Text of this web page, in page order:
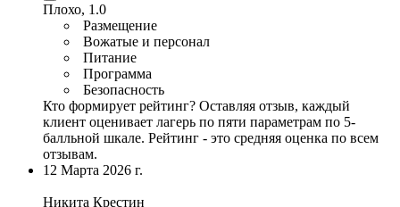
Плохо, 1.0
Размещение
Вожатые и персонал
Питание
Программа
Безопасность
Кто формирует рейтинг? Оставляя отзыв, каждый
клиент оценивает лагерь по пяти параметрам по 5-
балльной шкале. Рейтинг - это средняя оценка по всем
отзывам.
12 Марта 2026 г.
Никита Крестин